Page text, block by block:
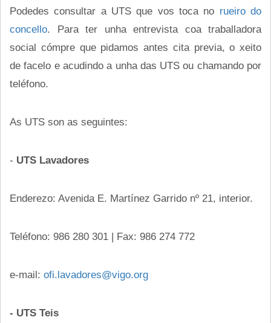
Podedes consultar a UTS que vos toca no rueiro do
concello. Para ter unha entrevista coa traballadora
social cómpre que pidamos antes cita previa, o xeito
de facelo e acudindo a unha das UTS ou chamando por
teléfono.
As UTS son as seguintes:
- UTS Lavadores
Enderezo: Avenida E. Martínez Garrido nº 21, interior.
Teléfono: 986 280 301 | Fax: 986 274 772
e-mail: ofi.lavadores@vigo.org
- UTS Teis